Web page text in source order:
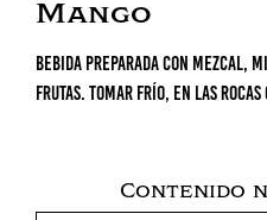
Mango
Bebida preparada con mezcal,
frutas. Tomar frío, en las rocas
Contenido